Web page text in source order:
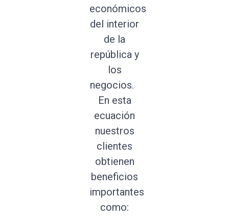
económicos
del interior
de la
república y
los
negocios.
En esta
ecuación
nuestros
clientes
obtienen
beneficios
importantes
como: